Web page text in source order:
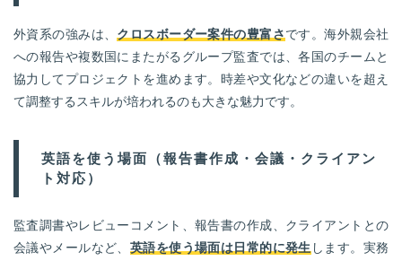
外資系の強みは、 クロスボーダー案件の豊富さです。海外親会社
への報告や複数国にまたがるグループ監査では、各国のチームと
協力してプロジェクトを進めます。時差や文化などの違いを超え
て調整するスキルが培われるのも大きな魅力です。
英語を使う場面（報告書作成・会議・クライアン
ト対応）
監査調書やレビューコメント、報告書の作成、クライアントとの
会議やメールなど、 英語を使う場面は日常的に発生 します。実務